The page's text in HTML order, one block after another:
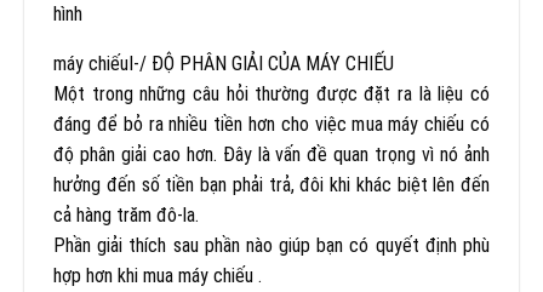
hình
máy chiếuI-/ ĐỘ PHÂN GIẢI CỦA MÁY CHIẾU
Một trong những câu hỏi thường được đặt ra là liệu có
đáng để bỏ ra nhiều tiền hơn cho việc mua máy chiếu có
độ phân giải cao hơn. Đây là vấn đề quan trọng vì nó ảnh
hưởng đến số tiền bạn phải trả, đôi khi khác biệt lên đến
cả hàng trăm đô-la.
Phần giải thích sau phần nào giúp bạn có quyết định phù
hợp hơn khi mua máy chiếu .